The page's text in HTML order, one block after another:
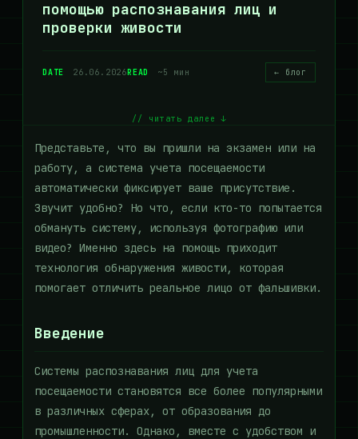
помощью распознавания лиц и
проверки живости
DATE 26.06.2026READ ~5 мин ← блог
// читать далее ↓
Представьте, что вы пришли на экзамен или на
работу, а система учета посещаемости
автоматически фиксирует ваше присутствие.
Звучит удобно? Но что, если кто-то попытается
обмануть систему, используя фотографию или
видео? Именно здесь на помощь приходит
технология обнаружения живости, которая
помогает отличить реальное лицо от фальшивки.
Введение
Системы распознавания лиц для учета
посещаемости становятся все более популярными
в различных сферах, от образования до
промышленности. Однако, вместе с удобством и